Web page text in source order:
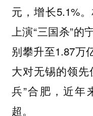
元，增长5.1%
上演“三国杀”的
别攀升至1.87万
大对无锡的领先
兵”合肥，近年
超。